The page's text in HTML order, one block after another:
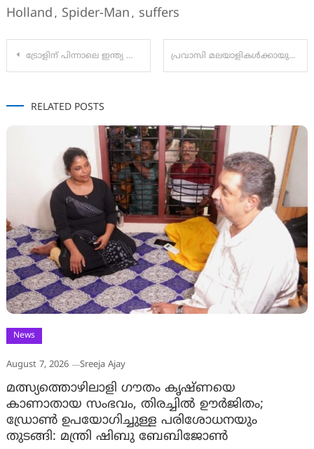
Holland , Spider-Man , suffers
Post
ട്രോളിന് പിന്നാലെ ഇന്ത്യ പാക് സൂപ്പർഫോർ പോരാട്ടം പ്രവാസി മലയാളികൾക്കായുള്ള ‘നോർക്ക കെയർ’ സമഗ്ര ആരോഗ്യ-അപകട ഇൻഷുറൻസ് പദ്ധതി മുഖ്യമന്ത്രി ഉദ്‌ഘാടനം ചെയ്തു
RELATED POSTS
News
August 7, 2026 Sreeja Ajay
മത്സ്യത്തൊഴിലാളി ഗൗതം കൃഷ്ണയെ
കാണാതായ സംഭവം, തിരച്ചിൽ ഊർജിതം;
ഡ്രോണ്‍ ഉപയോഗിച്ചുള്ള പരിശോധനയും
തുടങ്ങി: മന്ത്രി ഷിബു ബേബിജോണ്‍